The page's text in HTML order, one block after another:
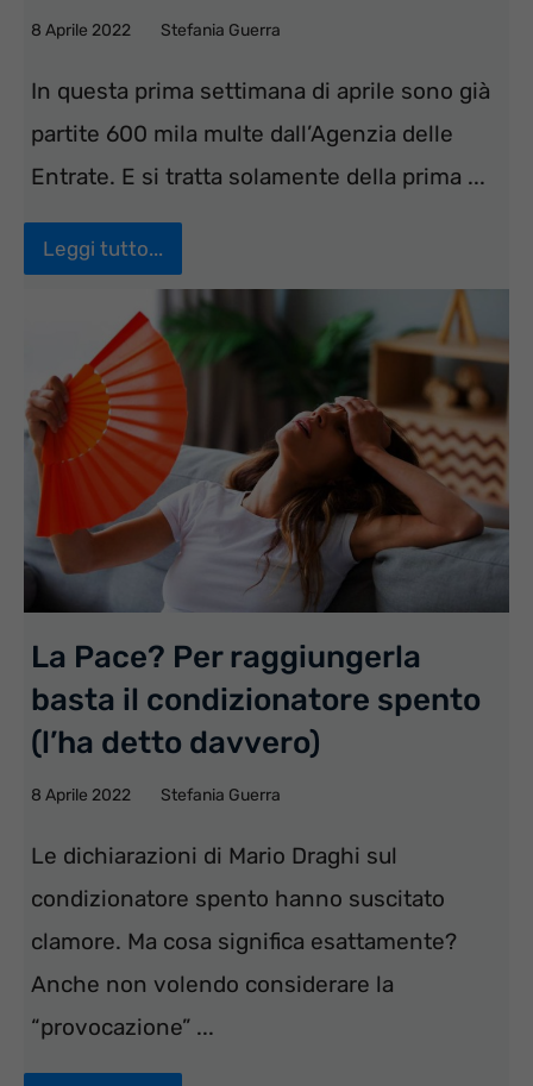
8 Aprile 2022 Stefania Guerra
In questa prima settimana di aprile sono già
partite 600 mila multe dall’Agenzia delle
Entrate. E si tratta solamente della prima ...
Leggi tutto...
La Pace? Per raggiungerla
basta il condizionatore spento
(l’ha detto davvero)
8 Aprile 2022 Stefania Guerra
Le dichiarazioni di Mario Draghi sul
condizionatore spento hanno suscitato
clamore. Ma cosa significa esattamente?
Anche non volendo considerare la
“provocazione” ...